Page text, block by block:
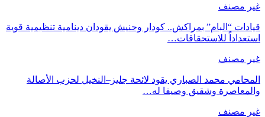
غير مصنف
قيادات “البام” بمراكش.. كودار وحنيش يقودان دينامية تنظيمية قوية
استعداداً للاستحقاقات…
غير مصنف
المحامي محمد الصباري يقود لائحة جليز–النخيل لحزب الأصالة
والمعاصرة وشقيق وصيفا له…
غير مصنف